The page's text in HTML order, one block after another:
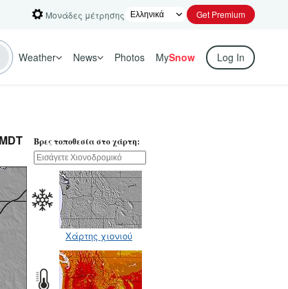
Μονάδες μέτρησης Get Premium
Weather News Photos MySnow Log In
Βρες τοποθεσία στο χάρτη:
Χάρτης χιονιού